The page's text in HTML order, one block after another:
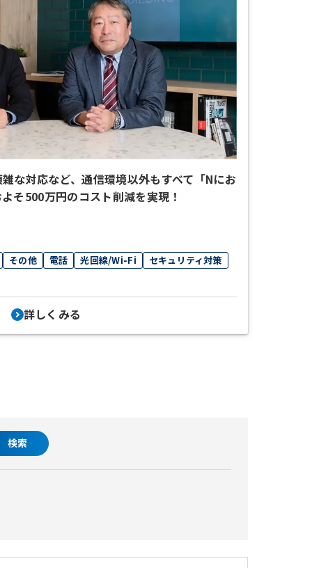
な対応など、通信環境以外もすべて「Nにお
そ500万円のコスト削減を実現！
その他 電話 光回線/Wi-Fi セキュリティ対策
詳しくみる
検索